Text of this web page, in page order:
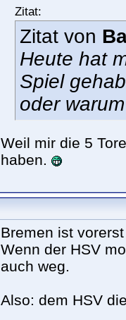
Zitat:
Zitat von
Heute hat
Spiel
oder
Weil mir die 5
haben.
Bremen ist
Wenn der HSV
auch weg.
Also: dem HSV